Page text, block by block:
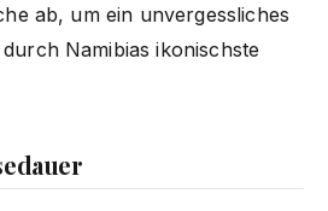
ab, um ein unvergessliches
Namibias ikonischste